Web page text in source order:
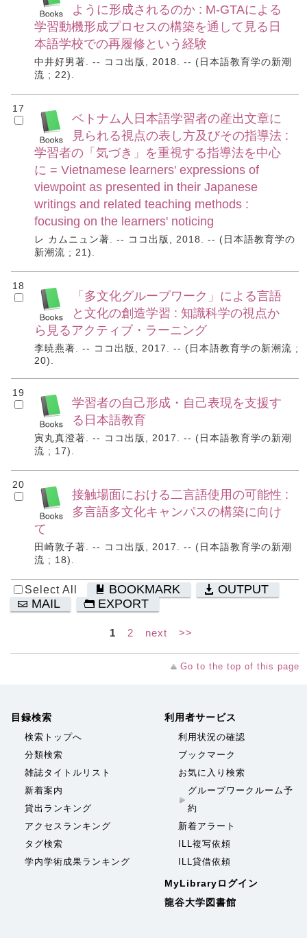
ように形成されるのか : M-GTAによる
学習動機形成プロセスの構築を通して見る日
本語学校での再履修という経験
中井好男著. -- ココ出版, 2018. -- (日本語教育学の新潮
流 ; 22).
17
ベトナム人日本語学習者の産出文章に
見られる視点の表し方及びその指導法 :
学習者の「気づき」を重視する指導法を中心
に = Vietnamese learners' expressions of
viewpoint as presented in their Japanese
writings and related teaching methods :
focusing on the learners' noticing
レ カムニュン著. -- ココ出版, 2018. -- (日本語教育学の
新潮流 ; 21).
18
「多文化グループワーク」による言語
と文化の創造学習 : 知識科学の視点か
ら見るアクティブ・ラーニング
李暁燕著. -- ココ出版, 2017. -- (日本語教育学の新潮流 ;
20).
19
学習者の自己形成・自己表現を支援す
る日本語教育
寅丸真澄著. -- ココ出版, 2017. -- (日本語教育学の新潮
流 ; 17).
20
接触場面における二言語使用の可能性 :
多言語多文化キャンパスの構築に向け
て
田崎敦子著. -- ココ出版, 2017. -- (日本語教育学の新潮
流 ; 18).
Select All BOOKMARK
OUTPUT
MAIL
EXPORT
1 2 next >>
Go to the top of this page
目録検索
検索トップへ
分類検索
雑誌タイトルリスト
新着案内
貸出ランキング
アクセスランキング
タグ検索
学内学術成果ランキング
利用者サービス
利用状況の確認
ブックマーク
お気に入り検索
グループワークルーム予
約
新着アラート
ILL複写依頼
ILL貸借依頼
MyLibraryログイン
龍谷大学図書館